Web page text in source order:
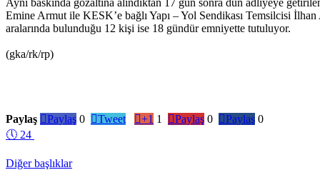
Emine Armut ile KESK’e bağlı Yapı – Yol Sendikası Temsilcisi İlhan
aralarında bulunduğu 12 kişi ise 18 gündür emniyette tutuluyor.
(gka/rk/rp)
Paylaş Paylaş 0 Tweet +1 1 Paylaş 0 Paylaş 0
🕔 24
Diğer başlıklar